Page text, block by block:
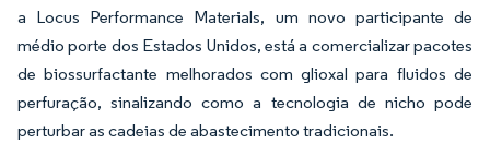
a Locus Performance Materials, um novo participante de
médio porte dos Estados Unidos, está a comercializar pacotes
de biossurfactante melhorados com glioxal para fluidos de
perfuração, sinalizando como a tecnologia de nicho pode
perturbar as cadeias de abastecimento tradicionais.